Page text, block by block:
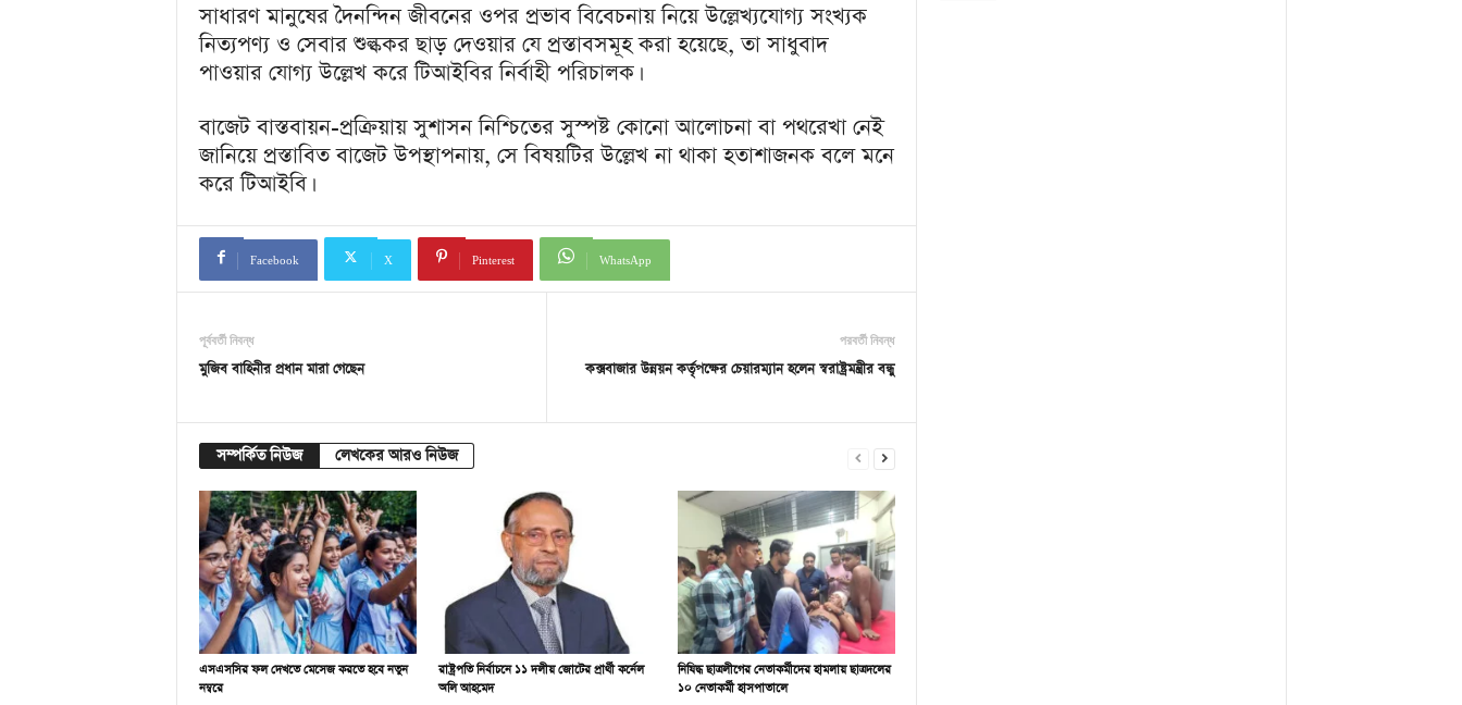
সাধারণ মানুষের দৈনন্দিন জীবনের ওপর প্রভাব বিবেচনায় নিয়ে উল্লেখ্যযোগ্য সংখ্যক
নিত্যপণ্য ও সেবার শুল্ককর ছাড় দেওয়ার যে প্রস্তাবসমূহ করা হয়েছে, তা সাধুবাদ
পাওয়ার যোগ্য উল্লেখ করে টিআইবির নির্বাহী পরিচালক।
বাজেট বাস্তবায়ন-প্রক্রিয়ায় সুশাসন নিশ্চিতের সুস্পষ্ট কোনো আলোচনা বা পথরেখা নেই
জানিয়ে প্রস্তাবিত বাজেট উপস্থাপনায়, সে বিষয়টির উল্লেখ না থাকা হতাশাজনক বলে মনে
করে টিআইবি।
Facebook X Pinterest WhatsApp
পূর্ববর্তী নিবন্ধ
মুজিব বাহিনীর প্রধান মারা গেছেন
পরবর্তী নিবন্ধ
কক্সবাজার উন্নয়ন কর্তৃপক্ষের চেয়ারম্যান হলেন স্বরাষ্ট্রমন্ত্রীর বন্ধু
সম্পর্কিত নিউজ লেখকের আরও নিউজ
এসএসসির ফল দেখতে মেসেজ করতে হবে নতুন
নম্বরে
রাষ্ট্রপতি নির্বাচনে ১১ দলীয় জোটের প্রার্থী কর্নেল
অলি আহমেদ
নিষিদ্ধ ছাত্রলীগের নেতাকর্মীদের হামলায় ছাত্রদলের
১০ নেতাকর্মী হাসপাতালে